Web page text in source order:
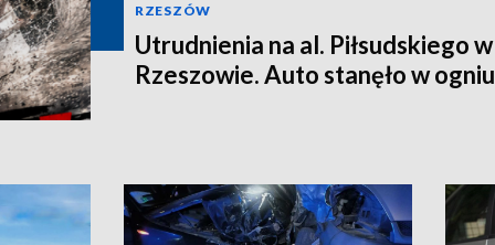
RZESZÓW
Utrudnienia na al. Piłsudskiego w
Rzeszowie. Auto stanęło w ogniu